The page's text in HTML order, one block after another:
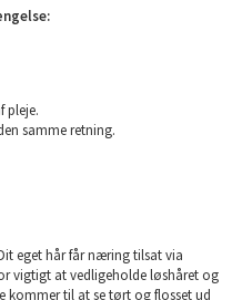
pleje.
samme retning.
eget hår får næring tilsat via
vigtigt at vedligeholde løshåret og
kommer til at se tørt og flosset ud